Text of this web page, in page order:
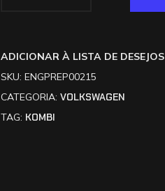
ADICIONAR À LISTA DE DESEJOS
SKU: ENGPREP00215
CATEGORIA: VOLKSWAGEN
TAG: KOMBI